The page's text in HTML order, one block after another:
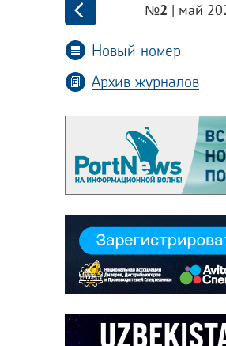
№2 | май
Новый номер
Архив журналов